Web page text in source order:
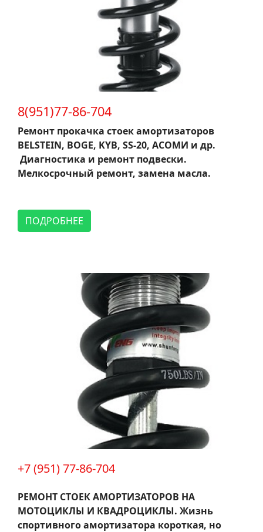
8(951)77-86-704
Ремонт прокачка стоек амортизаторов
BELSTEIN, BOGE, KYB, SS-20, АСОМИ и др.
Диагностика и ремонт подвески.
Мелкосрочный ремонт, замена масла.
ПОДРОБНЕЕ
+7 (951) 77-86-704
РЕМОНТ СТОЕК АМОРТИЗАТОРОВ НА
МОТОЦИКЛЫ И КВАДРОЦИКЛЫ. Жизнь
спортивного амортизатора короткая, но